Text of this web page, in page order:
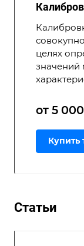
целях
значений
от 5
Купить
Статьи